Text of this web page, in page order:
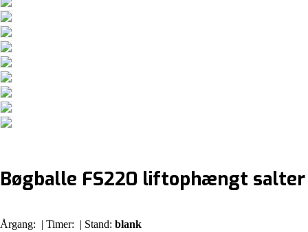
Bøgballe FS220 liftophængt salter
Årgang: | Timer: | Stand: blank